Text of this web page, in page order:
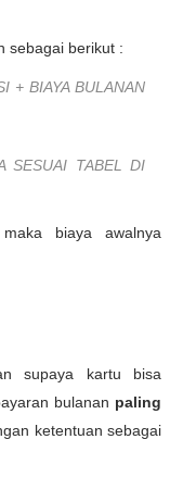
sebagai berikut :
+ BIAYA BULANAN
SESUAI TABEL DI
maka biaya awalnya
supaya kartu bisa
bulanan paling
ketentuan sebagai